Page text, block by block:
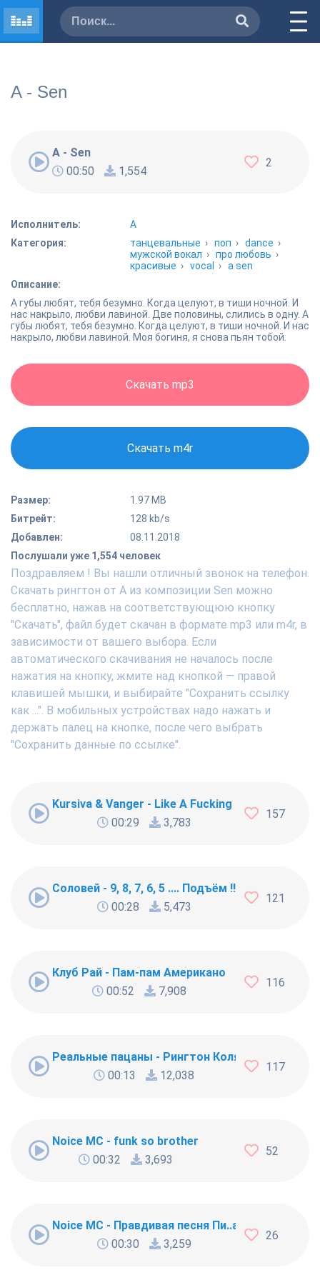
A - Sen
A - Sen
00:50
1,554
2
Исполнитель:
A
Категория:
танцевальные ›поп ›dance ›
мужской вокал ›про любовь ›
красивые ›vocal ›a sen
Описание:
А губы любят, тебя безумно. Когда целуют, в тиши ночной. И
нас накрыло, любви лавиной. Две половины, слились в одну. А
губы любят, тебя безумно. Когда целуют, в тиши ночной. И нас
накрыло, любви лавиной. Моя богиня, я снова пьян тобой.
Скачать mp3
Скачать m4r
Размер:
1.97 MB
Битрейт:
128 kb/s
Добавлен:
08.11.2018
Послушали уже 1,554 человек
Поздравляем ! Вы нашли отличный звонок на телефон.
Скачать рингтон от A из композиции Sen можно
бесплатно, нажав на соответствующюю кнопку
"Скачать", файл будет скачан в формате mp3 или m4r, в
зависимости от вашего выбора. Если
автоматического скачивания не началось после
нажатия на кнопку, жмите над кнопкой — правой
клавишей мышки, и выбирайте "Сохранить ссылку
как ...". В мобильных устройствах надо нажать и
держать палец на кнопке, после чего выбрать
"Сохранить данные по ссылке".
Kursiva & Vanger - Like A Fucking Newbie
00:29
3,783
157
Соловей - 9, 8, 7, 6, 5 .... Подъём !!!
00:28
5,473
121
Клуб Рай - Пам-пам Американо
00:52
7,908
116
Реальные пацаны - Рингтон Коляна
00:13
12,038
117
Noice MC - funk so brother
00:32
3,693
52
Noice MC - Правдивая песня Пи..абола
00:30
3,259
26